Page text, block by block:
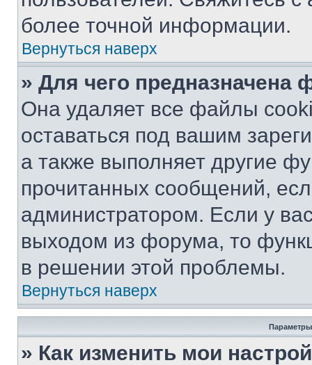
более точной информации.
Вернуться наверх
» Для чего предназначена
Она удаляет все файлы
оставаться под вашим
а также выполняет другие
прочитанных сообщений,
администратором. Если у
выходом из форума, то
в решении этой проблемы.
Вернуться наверх
Параметры
» Как изменить мои